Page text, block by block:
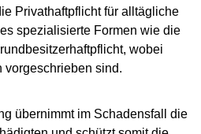
Privathaftpflicht für alltägliche
spezialisierte Formen wie die
wobei
vorgeschrieben sind.
übernimmt im Schadensfall die